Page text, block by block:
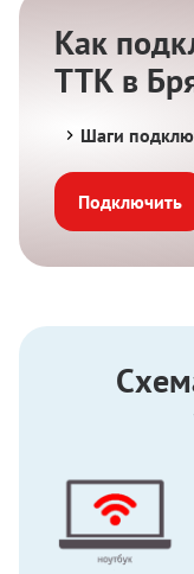
Как
ТТК в
Шаги
Подключить